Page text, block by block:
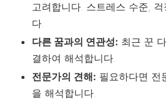
고려합니다. 스트레스 수준,
다.
다른 꿈과의 연관성: 최근 꾼
결하여 해석합니다.
전문가의 견해: 필요하다면 전
을 해석합니다.